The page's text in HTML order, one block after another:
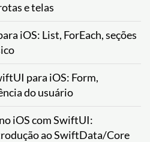
e telas
iOS: List, ForEach, seções
para iOS: Form,
do usuário
iOS com SwiftUI:
ao SwiftData/Core